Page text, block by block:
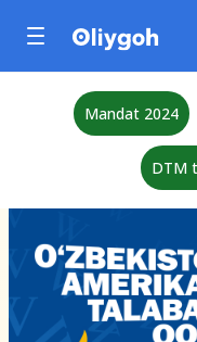
Mandat 2024
DTM